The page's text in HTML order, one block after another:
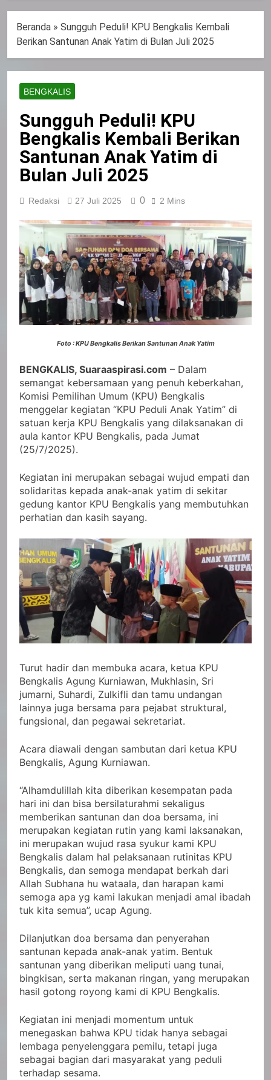
Beranda » Sungguh Peduli! KPU Bengkalis Kembali
Berikan Santunan Anak Yatim di Bulan Juli 2025
BENGKALIS
Sungguh Peduli! KPU
Bengkalis Kembali Berikan
Santunan Anak Yatim di
Bulan Juli 2025
Redaksi 27 Juli 2025 0 2 Mins
Foto : KPU Bengkalis Berikan Santunan Anak Yatim
BENGKALIS, Suaraaspirasi.com – Dalam
semangat kebersamaan yang penuh keberkahan,
Komisi Pemilihan Umum (KPU) Bengkalis
menggelar kegiatan “KPU Peduli Anak Yatim” di
satuan kerja KPU Bengkalis yang dilaksanakan di
aula kantor KPU Bengkalis, pada Jumat
(25/7/2025).
Kegiatan ini merupakan sebagai wujud empati dan
solidaritas kepada anak-anak yatim di sekitar
gedung kantor KPU Bengkalis yang membutuhkan
perhatian dan kasih sayang.
Turut hadir dan membuka acara, ketua KPU
Bengkalis Agung Kurniawan, Mukhlasin, Sri
jumarni, Suhardi, Zulkifli dan tamu undangan
lainnya juga bersama para pejabat struktural,
fungsional, dan pegawai sekretariat.
Acara diawali dengan sambutan dari ketua KPU
Bengkalis, Agung Kurniawan.
“Alhamdulillah kita diberikan kesempatan pada
hari ini dan bisa bersilaturahmi sekaligus
memberikan santunan dan doa bersama, ini
merupakan kegiatan rutin yang kami laksanakan,
ini merupakan wujud rasa syukur kami KPU
Bengkalis dalam hal pelaksanaan rutinitas KPU
Bengkalis, dan semoga mendapat berkah dari
Allah Subhana hu wataala, dan harapan kami
semoga apa yg kami lakukan menjadi amal ibadah
tuk kita semua”, ucap Agung.
Dilanjutkan doa bersama dan penyerahan
santunan kepada anak-anak yatim. Bentuk
santunan yang diberikan meliputi uang tunai,
bingkisan, serta makanan ringan, yang merupakan
hasil gotong royong kami di KPU Bengkalis.
Kegiatan ini menjadi momentum untuk
menegaskan bahwa KPU tidak hanya sebagai
lembaga penyelenggara pemilu, tetapi juga
sebagai bagian dari masyarakat yang peduli
terhadap sesama.